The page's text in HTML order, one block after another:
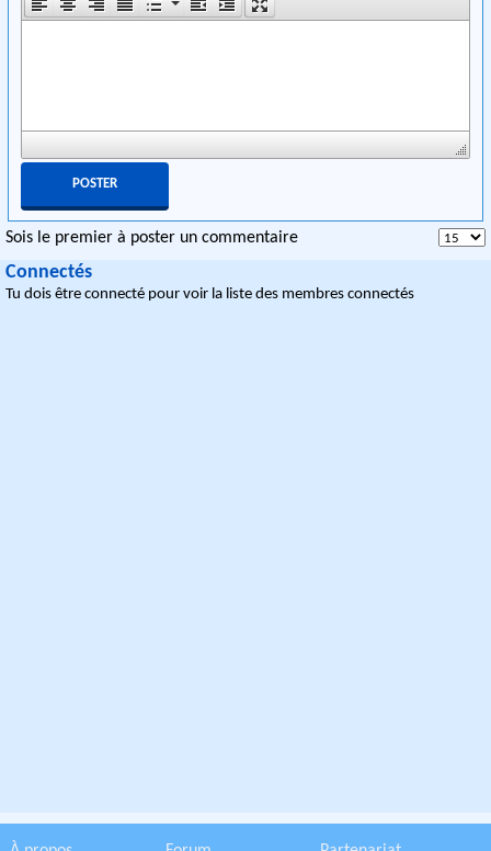
Sois le premier à poster un commentaire
Connectés
Tu dois être connecté pour voir la liste des membres connectés